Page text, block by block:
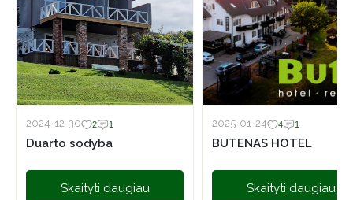
2024-12-30 2 1
Duarto sodyba
Skaityti daugiau
2025-01-24 4 1
BUTENAS HOTEL
Skaityti daugiau